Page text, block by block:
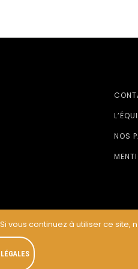
NOS
continuez à utiliser ce site,